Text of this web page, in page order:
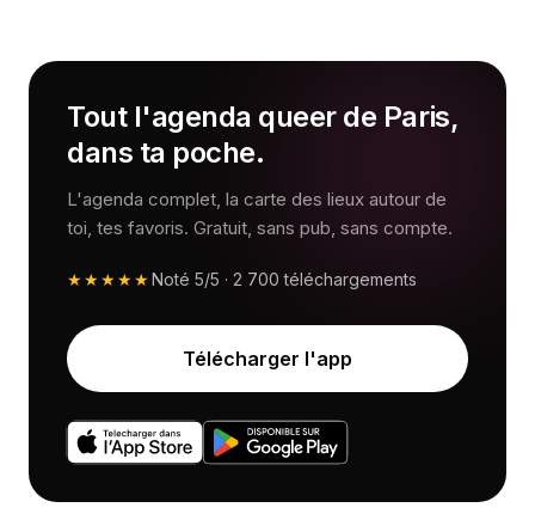
Tout l'agenda queer de Paris,
dans ta poche.
L'agenda complet, la carte des lieux autour de
toi, tes favoris. Gratuit, sans pub, sans compte.
★★★★★Noté 5/5 · 2 700 téléchargements
Télécharger l'app